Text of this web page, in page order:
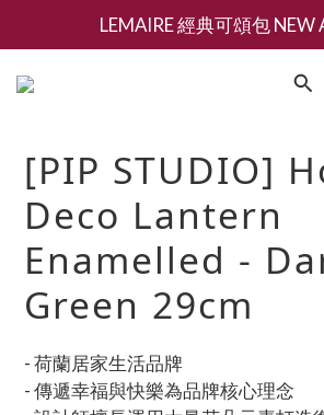
新會員募集現領抵用千
LEMAIRE 經典可頌包 NEW
香氛 / 家居 / 餐廚 [ 全館折上兩件9
[PIP STUDIO]
Deco Lantern
Enamelled -
Green 29cm
- 荷蘭居家生活品牌
- 傳遞幸福與快樂為品牌核心理念